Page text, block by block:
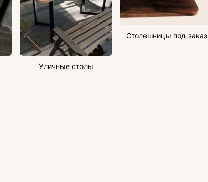
Уличные столы
Столешницы под заказ